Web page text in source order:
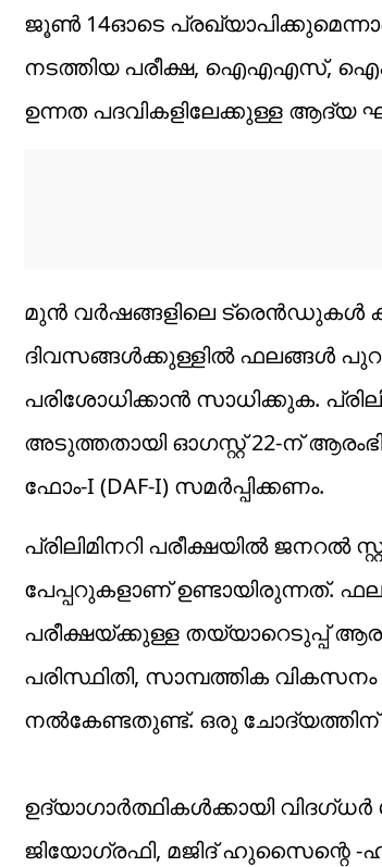
ജൂൺ 14ഓടെ
നടത്തിയ പരീക്ഷ, ഐഎഎസ്,
ഉന്നത പദവികളിലേക്കുള്ള ആദ്യ
മുൻ വർഷങ്ങളിലെ ട്രെൻഡുകൾ
ദിവസങ്ങൾക്കുള്ളിൽ ഫലങ്ങൾ
പരിശോധിക്കാൻ സാധിക്കുക.
അടുത്തതായി ഓഗസ്റ്റ് 22-ന്
ഫോം-I (DAF-I) സമർപ്പിക്കണം.
പ്രിലിമിനറി പരീക്ഷയിൽ ജനറൽ
പേപ്പറുകളാണ് ഉണ്ടായിരുന്നത്.
പരീക്ഷയ്ക്കുള്ള തയ്യാറെടുപ്പ്
പരിസ്ഥിതി, സാമ്പത്തിക
നൽകേണ്ടതുണ്ട്. ഒരു
ഉദ്യാ​ഗാർത്ഥികൾക്കായി
ജിയോഗ്രഫി, മജിദ് ഹുസൈന്റെ